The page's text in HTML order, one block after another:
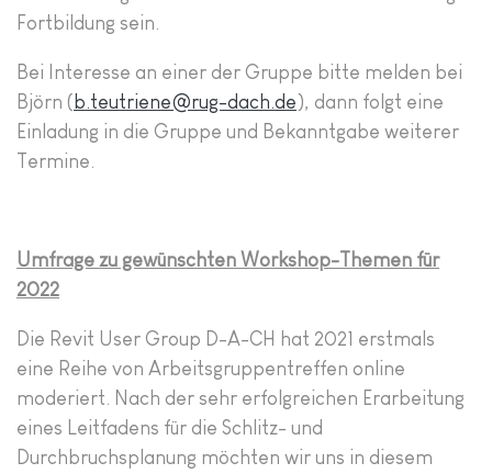
Fortbildung sein.
Bei Interesse an einer der Gruppe bitte melden bei
Björn ( b.teutriene@rug-dach.de), dann folgt eine
Einladung in die Gruppe und Bekanntgabe weiterer
Termine.
Umfrage zu gewünschten Workshop-Themen für
2022
Die Revit User Group D-A-CH hat 2021 erstmals
eine Reihe von Arbeitsgruppentreffen online
moderiert. Nach der sehr erfolgreichen Erarbeitung
eines Leitfadens für die Schlitz- und
Durchbruchsplanung möchten wir uns in diesem